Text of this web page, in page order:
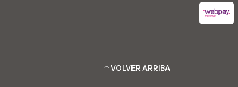
VOLVER ARRIBA